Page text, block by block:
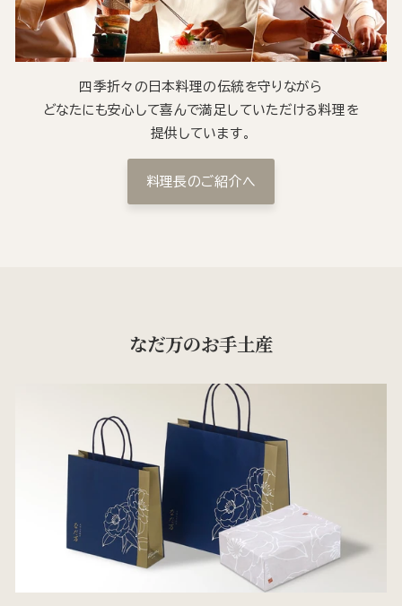
四季折々の日本料理の伝統を守りながら
どなたにも安心して喜んで満足していただける料理を
提供しています。
料理長のご紹介へ
なだ万のお手土産